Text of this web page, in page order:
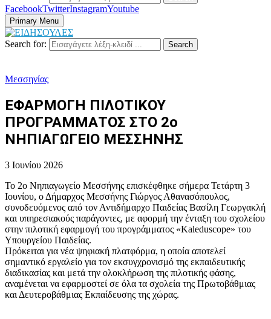
FacebookTwitterInstagramYoutube
Primary Menu
Search for: Search
Μεσσηνίας
ΕΦΑΡΜΟΓΗ ΠΙΛΟΤΙΚΟΥ
ΠΡΟΓΡΑΜΜΑΤΟΣ ΣΤΟ 2ο
ΝΗΠΙΑΓΩΓΕΙΟ ΜΕΣΣΗΝΗΣ
3 Ιουνίου 2026
Το 2ο Νηπιαγωγείο Μεσσήνης επισκέφθηκε σήμερα Τετάρτη 3
Ιουνίου, ο Δήμαρχος Μεσσήνης Γιώργος Αθανασόπουλος,
συνοδευόμενος από τον Αντιδήμαρχο Παιδείας Βασίλη Γεωργακλή
και υπηρεσιακούς παράγοντες, με αφορμή την ένταξη του σχολείου
στην πιλοτική εφαρμογή του προγράμματος «Kaleduscope» του
Υπουργείου Παιδείας.
Πρόκειται για νέα ψηφιακή πλατφόρμα, η οποία αποτελεί
σημαντικό εργαλείο για τον εκσυγχρονισμό της εκπαιδευτικής
διαδικασίας και μετά την ολοκλήρωση της πιλοτικής φάσης,
αναμένεται να εφαρμοστεί σε όλα τα σχολεία της Πρωτοβάθμιας
και Δευτεροβάθμιας Εκπαίδευσης της χώρας.